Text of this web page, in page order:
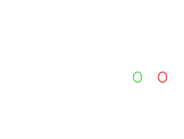
0 0